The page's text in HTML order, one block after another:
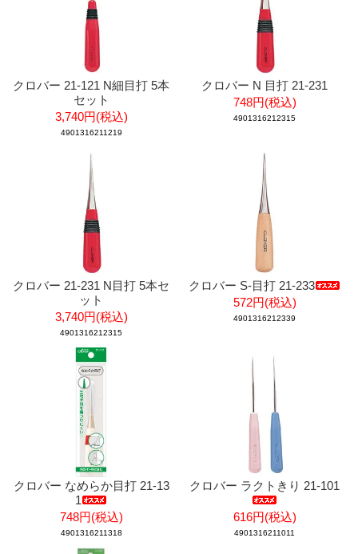
クロバー 21-121 N細目打 5本
セット
3,740円(税込)
4901316211219
クロバー N 目打 21-231
748円(税込)
4901316212315
クロバー 21-231 N目打 5本セ
ット
3,740円(税込)
4901316212315
クロバー S-目打 21-233
572円(税込)
4901316212339
クロバー なめらか目打 21-13
1
748円(税込)
4901316211318
クロバー ラクトきり 21-101
616円(税込)
4901316211011